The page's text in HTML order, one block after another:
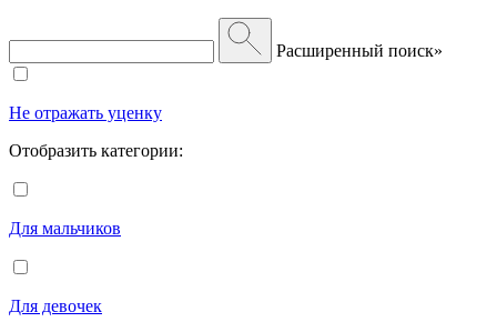
Расширенный поиск»
Не отражать уценку
Отобразить категории:
Для мальчиков
Для девочек